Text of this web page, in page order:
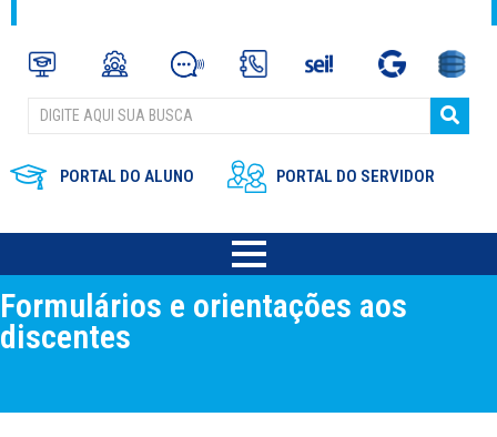
PORTAL DO ALUNO PORTAL DO SERVIDOR
Formulários e orientações aos
discentes